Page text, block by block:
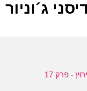
ג´וניור